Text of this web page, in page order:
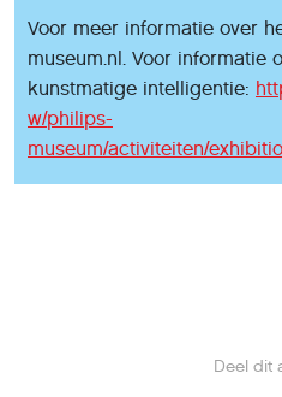
Deel dit
Voor meer informatie over
museum.nl. Voor informatie
kunstmatige intelligentie:
w/philips-
museum/activiteiten/